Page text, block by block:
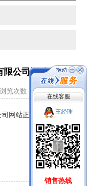
限公司网站正式上
览次数：134次
网站正式上线！
在线客服
王经理
销售热线